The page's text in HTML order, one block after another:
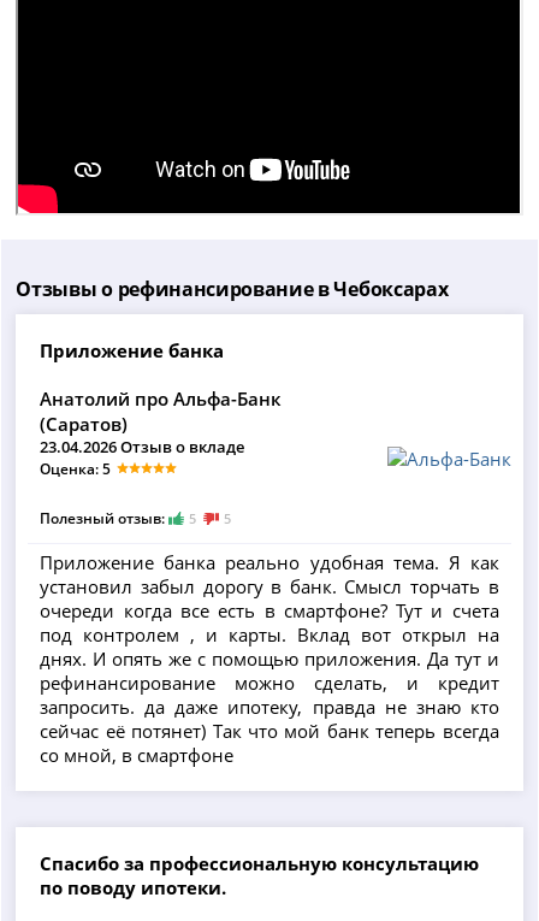
Отзывы о рефинансирование в Чебоксарах
Приложение банка
Анатолий про Альфа-Банк
(Саратов)
23.04.2026 Отзыв о вкладе
Оценка: 5
Полезный отзыв: 5 5
Приложение банка реально удобная тема. Я как
установил забыл дорогу в банк. Смысл торчать в
очереди когда все есть в смартфоне? Тут и счета
под контролем , и карты. Вклад вот открыл на
днях. И опять же с помощью приложения. Да тут и
рефинансирование можно сделать, и кредит
запросить. да даже ипотеку, правда не знаю кто
сейчас её потянет) Так что мой банк теперь всегда
со мной, в смартфоне
Спасибо за профессиональную консультацию
по поводу ипотеки.